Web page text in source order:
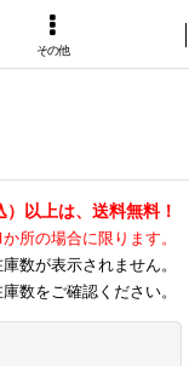
その他
以上は、送料無料！
所の場合に限ります。
数が表示されません。
数をご確認ください。